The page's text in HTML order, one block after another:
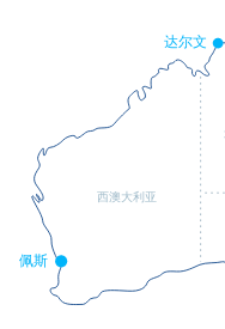
达尔文
佩斯
西澳大利亚